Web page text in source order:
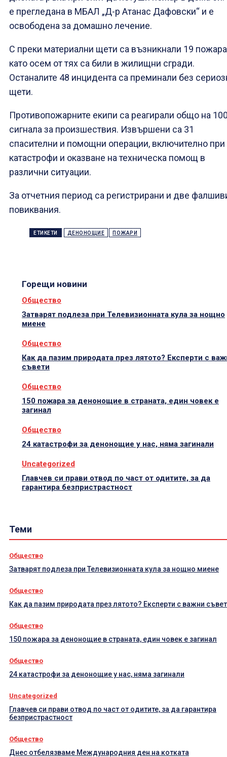
е прегледана в МБАЛ „Д-р Атанас Дафовски“ и е
освободена за домашно лечение.
С преки материални щети са възникнали 19
като осем от тях са били в жилищни сгради.
Останалите 48 инцидента са преминали без
щети.
Противопожарните екипи са реагирали общо на
сигнала за произшествия. Извършени са 31
спасителни и помощни операции, включително при
катастрофи и оказване на техническа помощ в
различни ситуации.
За отчетния период са регистрирани и две
повиквания.
ЕТИКЕТИ ДЕНОНОЩИЕ ПОЖАРИ
Горещи новини
Общество
Затварят подлеза при Телевизионната кула за нощно
миене
Общество
Как да пазим природата през лятото? Експерти с
съвети
Общество
150 пожара за денонощие в страната, един човек е
загинал
Общество
24 катастрофи за денонощие у нас, няма загинали
Uncategorized
Главчев си прави отвод по част от одитите, за да
гарантира безпристрастност
Теми
Общество
Затварят подлеза при Телевизионната кула за нощно миене
Общество
Как да пазим природата през лятото? Експерти с важни
Общество
150 пожара за денонощие в страната, един човек е загинал
Общество
24 катастрофи за денонощие у нас, няма загинали
Uncategorized
Главчев си прави отвод по част от одитите, за да гарантира
безпристрастност
Общество
Днес отбелязваме Международния ден на котката